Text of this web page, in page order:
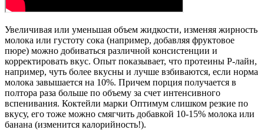
Увеличивая или уменьшая объем жидкости, изменяя жирность
молока или густоту сока (например, добавляя фруктовое
пюре) можно добиваться различной консистенции и
корректировать вкус. Опыт показывает, что протеины Р-лайн,
например, чуть более вкусны и лучше взбиваются, если норма
молока завышается на 10%. Причем порция получается в
полтора раза больше по объему за счет интенсивного
вспенивания. Коктейли марки Оптимум слишком резкие по
вкусу, его тоже можно смягчить добавкой 10-15% молока или
банана (изменится калорийность!).